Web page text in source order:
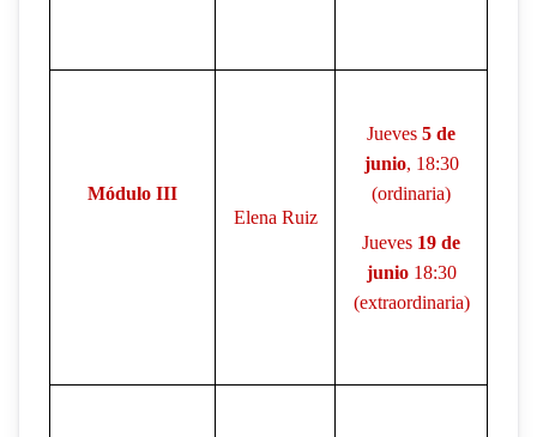
Módulo III
Elena Ruiz
Jueves 5 de
junio, 18:30
(ordinaria)
Jueves 19 de
junio18:30
(extraordinaria)